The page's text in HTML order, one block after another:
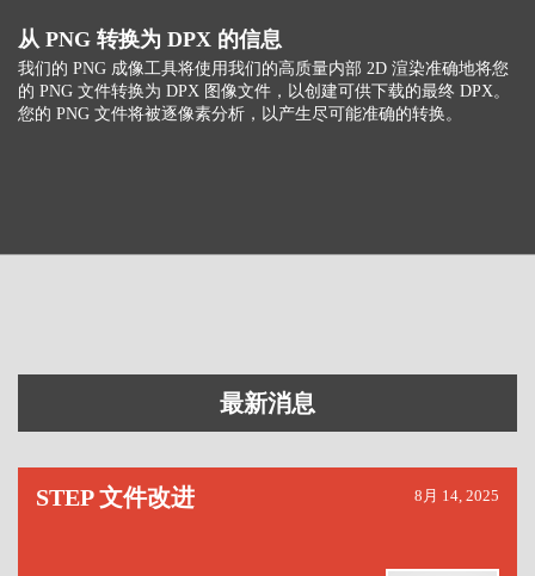
从 PNG 转换为 DPX 的信息
我们的 PNG 成像工具将使用我们的高质量内部 2D 渲染准确地将您
的 PNG 文件转换为 DPX 图像文件，以创建可供下载的最终 DPX。
您的 PNG 文件将被逐像素分析，以产生尽可能准确的转换。
最新消息
STEP 文件改进 8月 14, 2025